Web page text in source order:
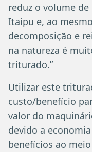
reduz o volume
Itaipu e, ao
decomposição e
na natureza é
triturado.”
Utilizar este
custo/benefício
valor do
devido a
benefícios ao